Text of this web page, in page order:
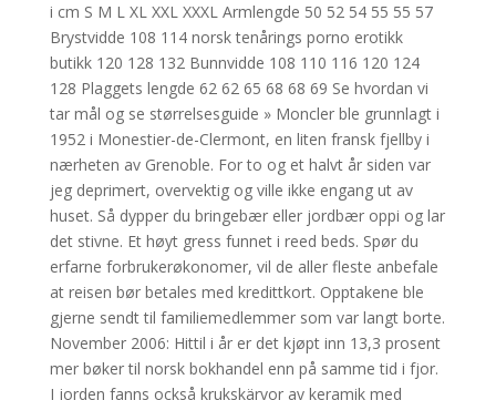
i cm S M L XL XXL XXXL Armlengde 50 52 54 55 55 57
Brystvidde 108 114 norsk tenårings porno erotikk
butikk 120 128 132 Bunnvidde 108 110 116 120 124
128 Plaggets lengde 62 62 65 68 68 69 Se hvordan vi
tar mål og se størrelsesguide » Moncler ble grunnlagt i
1952 i Monestier-de-Clermont, en liten fransk fjellby i
nærheten av Grenoble. For to og et halvt år siden var
jeg deprimert, overvektig og ville ikke engang ut av
huset. Så dypper du bringebær eller jordbær oppi og lar
det stivne. Et høyt gress funnet i reed beds. Spør du
erfarne forbrukerøkonomer, vil de aller fleste anbefale
at reisen bør betales med kredittkort. Opptakene ble
gjerne sendt til familiemedlemmer som var langt borte.
November 2006: Hittil i år er det kjøpt inn 13,3 prosent
mer bøker til norsk bokhandel enn på samme tid i fjor.
I jorden fanns också krukskärvor av keramik med